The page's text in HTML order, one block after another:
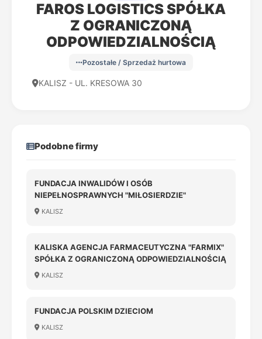
FAROS LOGISTICS SPÓŁKA
Z OGRANICZONĄ
ODPOWIEDZIALNOŚCIĄ
Pozostałe / Sprzedaż hurtowa
KALISZ - UL. KRESOWA 30
Podobne firmy
FUNDACJA INWALIDÓW I OSÓB
NIEPEŁNOSPRAWNYCH "MIŁOSIERDZIE"
KALISZ
KALISKA AGENCJA FARMACEUTYCZNA "FARMIX"
SPÓŁKA Z OGRANICZONĄ ODPOWIEDZIALNOŚCIĄ
KALISZ
FUNDACJA POLSKIM DZIECIOM
KALISZ